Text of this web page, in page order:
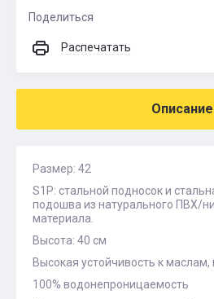
Поделиться
Распечатать
Описание
Размер: 42
S1P: стальной подносок и
подошва из натурального ПВХ/
материала.
Высота: 40 см
Высокая устойчивость к
100% водонепроницаемость